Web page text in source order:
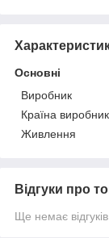
Основні
Виробник
Країна виробник
Живлення
Відгуки про
Ще немає